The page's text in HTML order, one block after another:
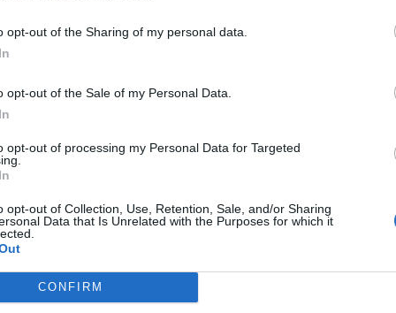
opt-out of the Sharing of my personal data.
opt-out of the Sale of my Personal Data.
opt-out of processing my Personal Data for Targeted
opt-out of Collection, Use, Retention, Sale, and/or Sharing
Data that Is Unrelated with the Purposes for which it
CONFIRM
a Germania e Francia.
si riflette poi nei bassi tassi
il percorso universitario
di laurea in Italia sono molteplici. Da un lato,
degli studenti , come problemi economici o
Dall’altro, il sistema universitario stesso
lanotevole crescita dei corsi di studio